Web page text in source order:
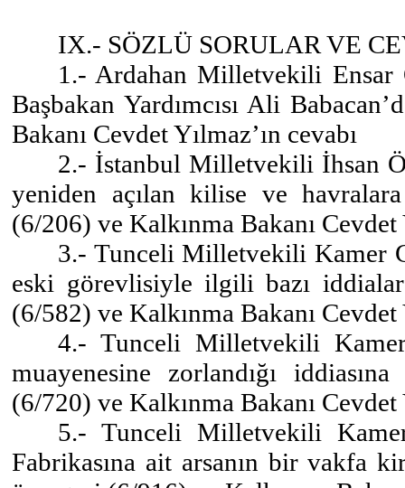
IX.- SÖZLÜ SORULAR VE
1.- Ardahan Milletvekili
Başbakan Yardımcısı Ali
Bakanı Cevdet Yılmaz’ın cevabı
2.- İstanbul Milletvekili İhsan
yeniden açılan kilise ve
(6/206) ve Kalkınma Bakanı Cevdet
3.- Tunceli Milletvekili Kamer
eski görevlisiyle ilgili bazı
(6/582) ve Kalkınma Bakanı Cevdet
4.- Tunceli Milletvekili
muayenesine zorlandığı
(6/720) ve Kalkınma Bakanı Cevdet
5.- Tunceli Milletvekili
Fabrikasına ait arsanın bir vakfa